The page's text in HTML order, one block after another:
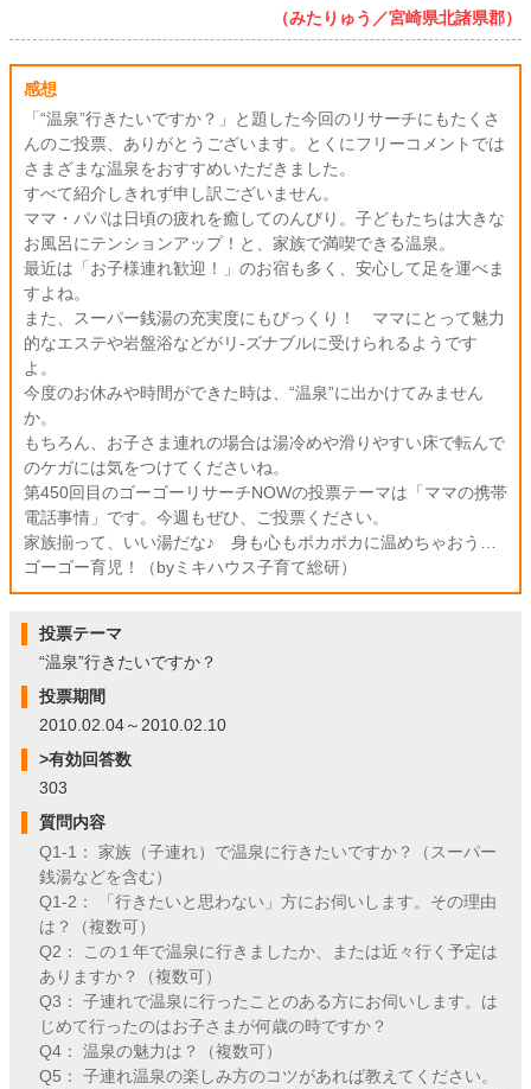
（みたりゅう／宮崎県北諸県郡）
感想
「“温泉”行きたいですか？」と題した今回のリサーチにもたくさ
んのご投票、ありがとうございます。とくにフリーコメントでは
さまざまな温泉をおすすめいただきました。
すべて紹介しきれず申し訳ございません。
ママ・パパは日頃の疲れを癒してのんびり。子どもたちは大きな
お風呂にテンションアップ！と、家族で満喫できる温泉。
最近は「お子様連れ歓迎！」のお宿も多く、安心して足を運べま
すよね。
また、スーパー銭湯の充実度にもびっくり！ ママにとって魅力
的なエステや岩盤浴などがリ-ズナブルに受けられるようです
よ。
今度のお休みや時間ができた時は、“温泉”に出かけてみません
か。
もちろん、お子さま連れの場合は湯冷めや滑りやすい床で転んで
のケガには気をつけてくださいね。
第450回目のゴーゴーリサーチNOWの投票テーマは「ママの携帯
電話事情」です。今週もぜひ、ご投票ください。
家族揃って、いい湯だな♪ 身も心もポカポカに温めちゃおう…
ゴーゴー育児！（byミキハウス子育て総研）
投票テーマ
“温泉”行きたいですか？
投票期間
2010.02.04～2010.02.10
>有効回答数
303
質問内容
Q1-1： 家族（子連れ）で温泉に行きたいですか？（スーパー
銭湯などを含む）
Q1-2： 「行きたいと思わない」方にお伺いします。その理由
は？（複数可）
Q2： この１年で温泉に行きましたか、または近々行く予定は
ありますか？（複数可）
Q3： 子連れで温泉に行ったことのある方にお伺いします。は
じめて行ったのはお子さまが何歳の時ですか？
Q4： 温泉の魅力は？（複数可）
Q5： 子連れ温泉の楽しみ方のコツがあれば教えてください。